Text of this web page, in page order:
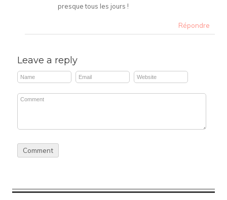
presque tous les jours !
Répondre
Leave a reply